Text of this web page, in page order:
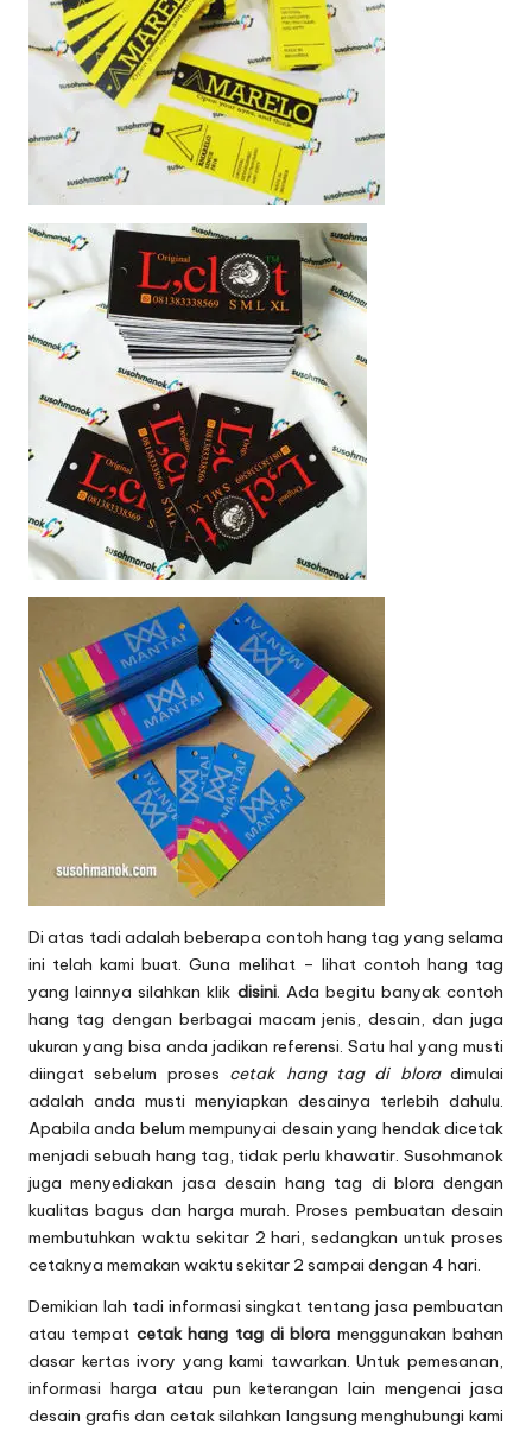
Di atas tadi adalah beberapa contoh hang tag yang selama
ini telah kami buat. Guna melihat – lihat contoh hang tag
yang lainnya silahkan klik disini. Ada begitu banyak contoh
hang tag dengan berbagai macam jenis, desain, dan juga
ukuran yang bisa anda jadikan referensi. Satu hal yang musti
diingat sebelum proses cetak hang tag di bloradimulai
adalah anda musti menyiapkan desainya terlebih dahulu.
Apabila anda belum mempunyai desain yang hendak dicetak
menjadi sebuah hang tag, tidak perlu khawatir. Susohmanok
juga menyediakan jasa desain hang tag di blora dengan
kualitas bagus dan harga murah. Proses pembuatan desain
membutuhkan waktu sekitar 2 hari, sedangkan untuk proses
cetaknya memakan waktu sekitar 2 sampai dengan 4 hari.
Demikian lah tadi informasi singkat tentang jasa pembuatan
atau tempat cetak hang tag di blora menggunakan bahan
dasar kertas ivory yang kami tawarkan. Untuk pemesanan,
informasi harga atau pun keterangan lain mengenai jasa
desain grafis dan cetak silahkan langsung menghubungi kami